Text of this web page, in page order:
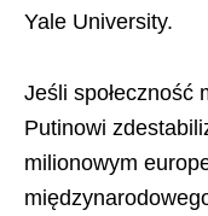
Yale University.
Jeśli społeczność
Putinowi
milionowym